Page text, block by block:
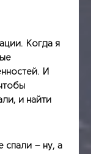
Когда я
И
и найти
спали – ну, а